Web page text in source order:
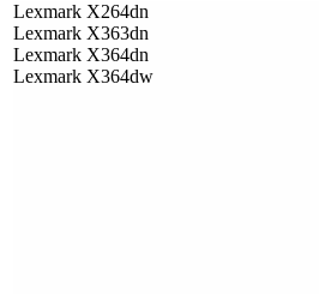
Lexmark X264dn
Lexmark X363dn
Lexmark X364dn
Lexmark X364dw